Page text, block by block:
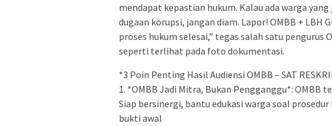
mendapat kepastian hukum. Kalau ada warga
dugaan korupsi, jangan diam. Lapor! OMBB + LBH
proses hukum selesai,” tegas salah satu pengurus
seperti terlihat pada foto dokumentasi.
*3 Poin Penting Hasil Audiensi OMBB – SAT
1. *OMBB Jadi Mitra, Bukan Pengganggu*: OMBB
Siap bersinergi, bantu edukasi warga soal
bukti awal